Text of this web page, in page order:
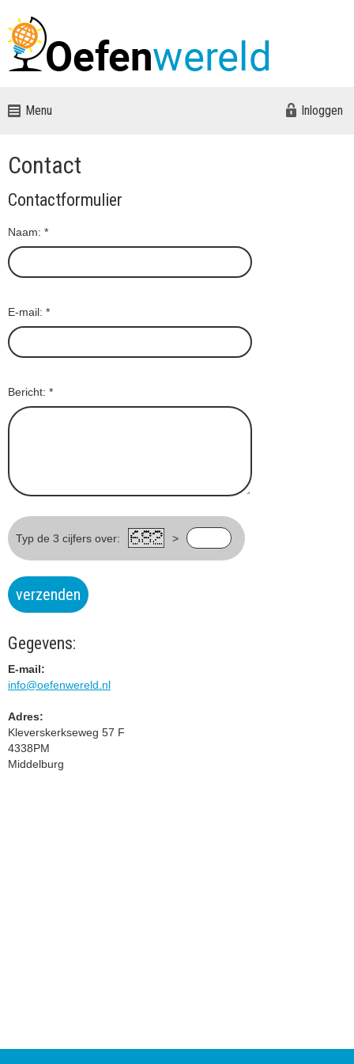
Inloggen
Menu
Contact
Contactformulier
Naam: *
E-mail: *
Bericht: *
Typ de 3 cijfers over: >
verzenden
Gegevens:
E-mail:
info@oefenwereld.nl
Adres:
Kleverskerkseweg 57 F
4338PM
Middelburg